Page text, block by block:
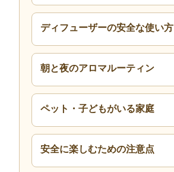
ディフューザーの安全な使い方
朝と夜のアロマルーティン
ペット・子どもがいる家庭
安全に楽しむための注意点